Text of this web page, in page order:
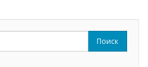
Поиск